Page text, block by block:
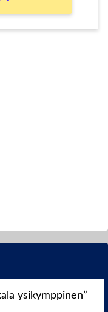
ysikymppinen”